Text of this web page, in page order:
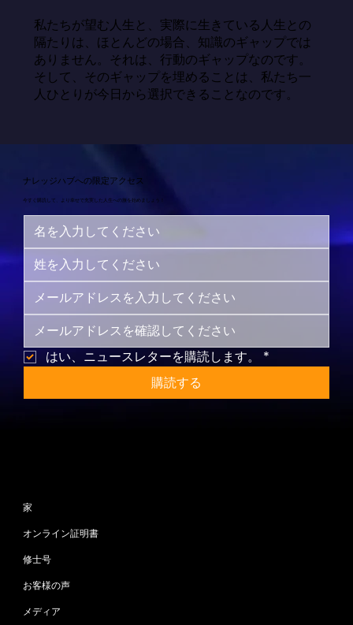
私たちが望む人生と、実際に生きている人生との
隔たりは、ほとんどの場合、知識のギャップでは
ありません。それは、行動のギャップなのです。
そして、そのギャップを埋めることは、私たち一
人ひとりが今日から選択できることなのです。
ナレッジハブへの限定アクセス
今すぐ購読して、より幸せで充実した人生への旅を始めましょう！
はい、ニュースレターを購読します。
*
購読する
家
オンライン証明書
修士号
お客様の声
メディア